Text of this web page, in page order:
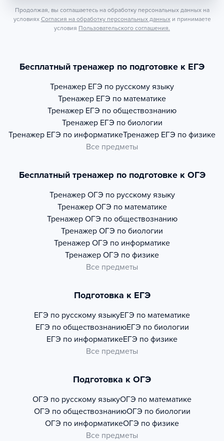
Продолжая, вы соглашаетесь на обработку персональных данных на
условиях Согласия на обработку персональных данных и принимаете
условия Пользовательского соглашения.
Бесплатный тренажер по подготовке к ЕГЭ
Тренажер ЕГЭ по русскому языку
Тренажер ЕГЭ по математике
Тренажер ЕГЭ по обществознанию
Тренажер ЕГЭ по биологии
Тренажер ЕГЭ по информатикеТренажер ЕГЭ по физике
Все предметы
Бесплатный тренажер по подготовке к ОГЭ
Тренажер ОГЭ по русскому языку
Тренажер ОГЭ по математике
Тренажер ОГЭ по обществознанию
Тренажер ОГЭ по биологии
Тренажер ОГЭ по информатике
Тренажер ОГЭ по физике
Все предметы
Подготовка к ЕГЭ
ЕГЭ по русскому языкуЕГЭ по математике
ЕГЭ по обществознаниюЕГЭ по биологии
ЕГЭ по информатикеЕГЭ по физике
Все предметы
Подготовка к ОГЭ
ОГЭ по русскому языкуОГЭ по математике
ОГЭ по обществознаниюОГЭ по биологии
ОГЭ по информатикеОГЭ по физике
Все предметы